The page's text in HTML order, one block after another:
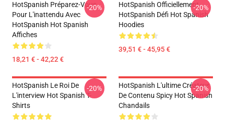
HotSpanish Préparez-Vous
Pour L'inattendu Avec
HotSpanish Hot Spanish
Affiches
18,21 € - 42,22 €
-20%
HotSpanish Officiellement
HotSpanish Défi Hot Spanish
Hoodies
39,51 € - 45,95 €
-20%
HotSpanish Le Roi De
L'interview Hot Spanish T-
Shirts
-20%
HotSpanish L'ultime Créateur
De Contenu Spicy Hot Spanish
Chandails
-20%